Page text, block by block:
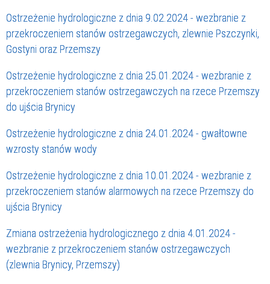
Ostrzeżenie hydrologiczne z dnia 9.02.2024 - wezbranie z
przekroczeniem stanów ostrzegawczych, zlewnie Pszczynki,
Gostyni oraz Przemszy
Ostrzeżenie hydrologiczne z dnia 25.01.2024 - wezbranie z
przekroczeniem stanów ostrzegawczych na rzece Przemszy
do ujścia Brynicy
Ostrzeżenie hydrologiczne z dnia 24.01.2024 - gwałtowne
wzrosty stanów wody
Ostrzeżenie hydrologiczne z dnia 10.01.2024 - wezbranie z
przekroczeniem stanów alarmowych na rzece Przemszy do
ujścia Brynicy
Zmiana ostrzeżenia hydrologicznego z dnia 4.01.2024 -
wezbranie z przekroczeniem stanów ostrzegawczych
(zlewnia Brynicy, Przemszy)